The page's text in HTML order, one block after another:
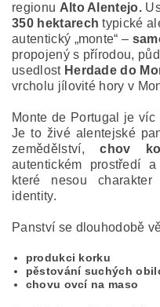
regionu Alto Alentejo.
350 hektarech typické
autentický „monte“ –
propojený s přírodou,
usedlost Herdade do
vrcholu jílovité hory v
Monte de Portugal je
Je to živé alentejské
zemědělství,chov
autentickém prostředí
které nesou
identity.
Panství se dlouhodobě
produkci korku
pěstování suchých
chovu ovcí na maso